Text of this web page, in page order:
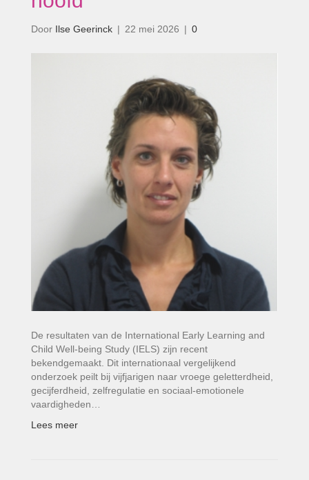
Door Ilse Geerinck | 22 mei 2026 | 0
De resultaten van de International Early Learning and
Child Well-being Study (IELS) zijn recent
bekendgemaakt. Dit internationaal vergelijkend
onderzoek peilt bij vijfjarigen naar vroege geletterdheid,
gecijferdheid, zelfregulatie en sociaal-emotionele
vaardigheden…
Lees meer